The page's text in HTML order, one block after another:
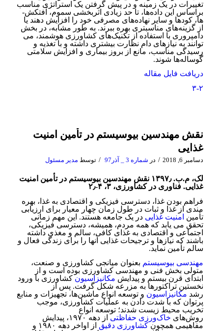
تغییرات در یک زمینه و در پیش گرفتن یک استراتژی مناسب
براساس این داده­‌ها، تا حد زیادی اثربخشی سموم، آفت­کش‌­
ها، کودها و سایر نهاده­‌های مصرفی خود را افزایش دهند یا
از گزینه­‌های مناسب­تری بهره ببرند. به طور مشابه، در بخش
دامپروری با استفاده از تکنیک­‌های کشاورزی هوشمند، می­‌
توانند به نیازهای دام نظارت بیشتری داشته و با تغذیه و
رسیدگی مناسب، مانع از بروز بیماری و افزایش سلامتی
گوساله­‌ها شوند.
دریافت فایل مقاله
۳-۲
نقش مهندسین بیوسیستم در تأمین امنیت
غذایی
دسامبر 6, 2018 / در شماره 3 _ آذر97 / توسط مدیر مسئول
لک، م.ب. ۱۳۹۷٫ نقش مهندسین بیوسیستم در تأمین امنیت
غذایی. فناوری در کشاورزی، ۳، ۴-۲٫
فراهم بودن غذا، دسترسی فیزیکی و اقتصادی به غذا، بهره
مندی از غذا و ثبات در طول زمان چهار معیار برای ارزیابی
تأمین امنیت غذایی در یک جامعه هستند. این مهم زمانی
تحقق می یابد که همه مردم، همیشه، دسترسی فیزیکی،
اجتماعی و اقتصادی به غذای کافی، سالم و مغذی داشته
باشند که نیازها و ترجیحات غذایی آنها را برای زندگی فعال و
سالم تأمین نماید.
مهندسی بیوسیستم بعنوان میانجی کشاورزی و صنعت،
متولی بخش فنی و مهندسی کشاورزی بوده است و از
ابتدای قرن بیستم و پیدایش مکانیزاسیون کشاورزی با ورود
نخستین تراکتورها به مزرعه شکل گرفت. پس از
رشد مکانیزاسیون و توسعه انواع ماشین‌ها، تجهیزات و منابع
پرتوان که با شدت دادن به عملیات کشاورزی، موجب
تخریب محیط زیست شدند؛ توسعه انواع
روش‌های خاک‌ورزی حفاظتی
از دهه ۱۹۷۰، پیدایش
مفاهیمی همچون کشاورزی دقیق
از اواخر دهه ۱۹۸۰ و